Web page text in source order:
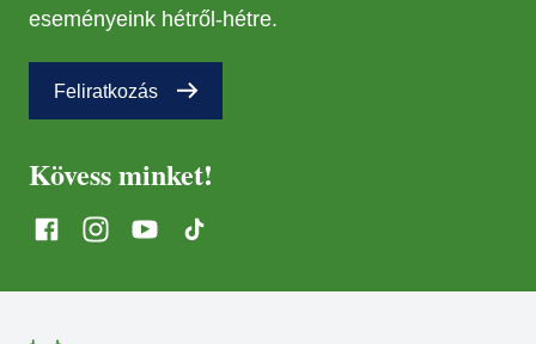
eseményeink hétről-hétre.
Feliratkozás
Kövess minket!